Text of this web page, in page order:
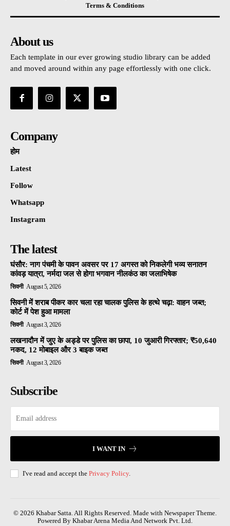
Terms & Conditions
About us
Each template in our ever growing studio library can be added
and moved around within any page effortlessly with one click.
Company
होम
Latest
Follow
Whatsapp
Instagram
The latest
घंसौर: नाग पंचमी के पावन अवसर पर 17 अगस्त को निकलेगी भव्य सनातन
कांवड़ यात्रा, नर्मदा जल से होगा भगवान नीलकंठ का जलाभिषेक
सिवनी August 5, 2026
सिवनी में शराब पीकर कार चला रहा चालक पुलिस के हत्थे चढ़ा: वाहन जब्त;
कोर्ट में पेश हुआ मामला
सिवनी August 3, 2026
लखनादौन में जुए के अड्डे पर पुलिस का छापा, 10 जुआरी गिरफ्तार; ₹50,640
नकद, 12 मोबाइल और 3 बाइक जब्त
सिवनी August 3, 2026
Subscribe
I WANT IN
I've read and accept the Privacy Policy.
© 2026 Khabar Satta. All Rights Reserved. Made with Newspaper Theme.
Powered By Khabar Arena Media And Network Pvt. Ltd.